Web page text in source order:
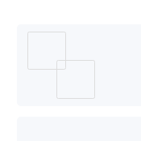
个好